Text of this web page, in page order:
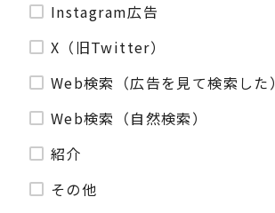
Instagram広告
X（旧Twitter）
Web検索（広告を見て検索した）
Web検索（自然検索）
紹介
その他